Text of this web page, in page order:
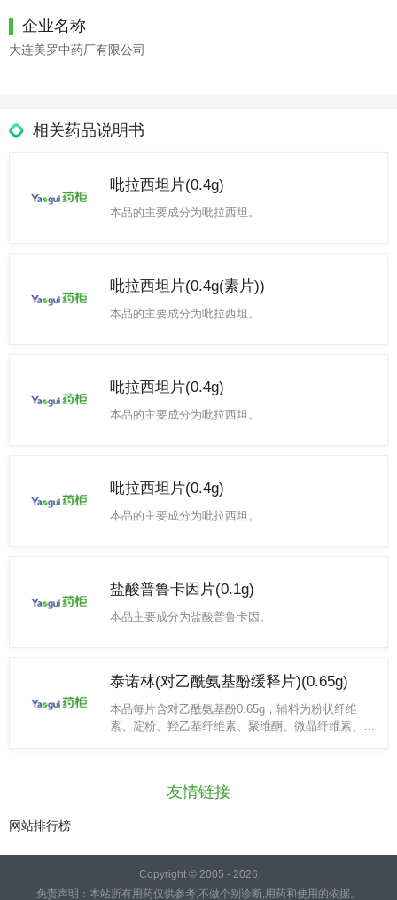
企业名称
大连美罗中药厂有限公司
相关药品说明书
吡拉西坦片(0.4g)
本品的主要成分为吡拉西坦。
吡拉西坦片(0.4g(素片))
本品的主要成分为吡拉西坦。
吡拉西坦片(0.4g)
本品的主要成分为吡拉西坦。
吡拉西坦片(0.4g)
本品的主要成分为吡拉西坦。
盐酸普鲁卡因片(0.1g)
本品主要成分为盐酸普鲁卡因。
泰诺林(对乙酰氨基酚缓释片)(0.65g)
本品每片含对乙酰氨基酚0.65g，辅料为粉状纤维
素、淀粉、羟乙基纤维素、聚维酮、微晶纤维素、预
友情链接
网站排行榜
Copyright © 2005 - 2026
免责声明：本站所有用药仅供参考,不做个别诊断,用药和使用的依据。